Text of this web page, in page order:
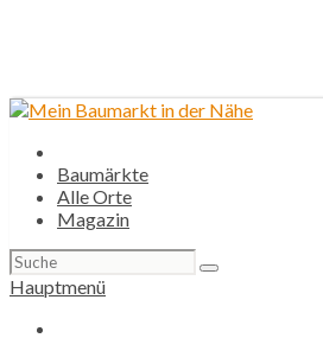
Baumärkte
Alle Orte
Magazin
Suchen
nach:
Hauptmenü